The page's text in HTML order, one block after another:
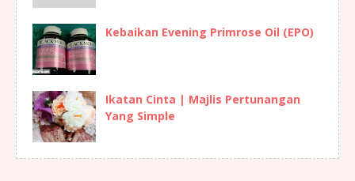
Kebaikan Evening Primrose Oil (EPO)
Ikatan Cinta | Majlis Pertunangan
Yang Simple